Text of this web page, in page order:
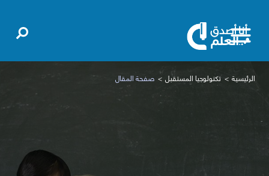
الرئيسية تكنولوجيا المستقبل صفحة المقال